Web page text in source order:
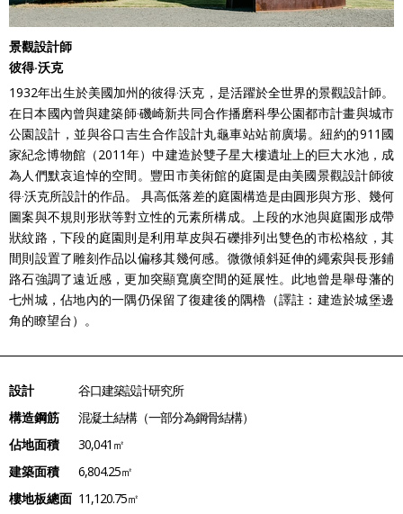
景觀設計師
彼得‧沃克
1932年出生於美國加州的彼得‧沃克，是活躍於全世界的景觀設計師。
在日本國內曾與建築師‧磯崎新共同合作播磨科學公園都市計畫與城市
公園設計，並與谷口吉生合作設計丸龜車站站前廣場。紐約的911國
家紀念博物館（2011年）中建造於雙子星大樓遺址上的巨大水池，成
為人們默哀追悼的空間。豐田市美術館的庭園是由美國景觀設計師彼
得‧沃克所設計的作品。 具高低落差的庭園構造是由圓形與方形、幾何
圖案與不規則形狀等對立性的元素所構成。上段的水池與庭園形成帶
狀紋路，下段的庭園則是利用草皮與石礫排列出雙色的市松格紋，其
間則設置了雕刻作品以偏移其幾何感。微微傾斜延伸的繩索與長形鋪
路石強調了遠近感，更加突顯寬廣空間的延展性。此地曾是舉母藩的
七州城，佔地內的一隅仍保留了復建後的隅櫓（譯註：建造於城堡邊
角的瞭望台）。
設計
谷口建築設計研究所
構造鋼筋
混凝土結構（一部分為鋼骨結構）
佔地面積
30,041㎡
建築面積
6,804.25㎡
樓地板總面 11,120.75㎡